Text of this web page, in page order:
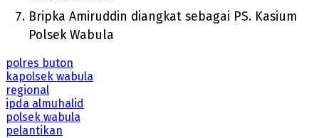
Bripka Amiruddin diangkat sebagai PS. Kasium
Polsek Wabula
polres buton
kapolsek wabula
regional
ipda almuhalid
polsek wabula
pelantikan